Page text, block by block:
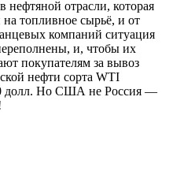
нефтяной отрасли, которая
на топливное сырьё, и от
компаний ситуация
и, чтобы их
покупателям за вывоз
нефти сорта WTI
долл. Но США не Россия —